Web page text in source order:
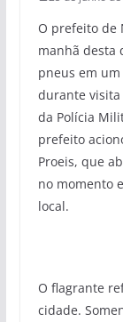
O prefeito de
manhã desta
pneus em
durante
da Polícia
prefeito
Proeis, que
no momento
local.
O flagrante
cidade.